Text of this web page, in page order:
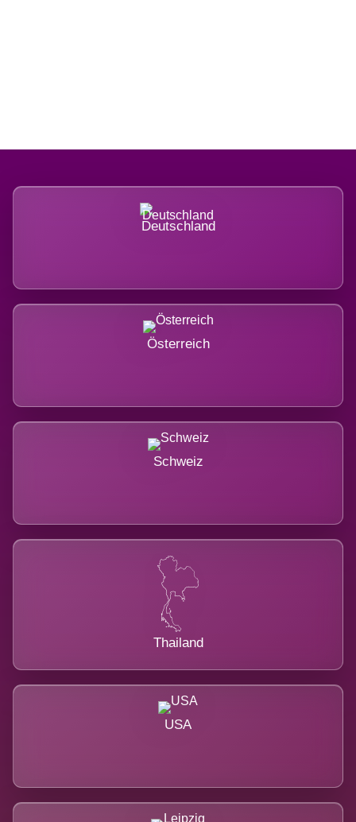
Deutschland
Österreich
Schweiz
Thailand
USA